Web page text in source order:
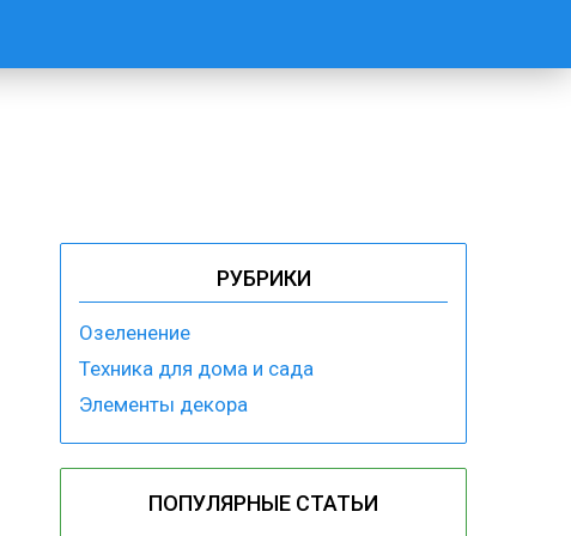
РУБРИКИ
Озеленение
Техника для дома и сада
Элементы декора
ПОПУЛЯРНЫЕ СТАТЬИ